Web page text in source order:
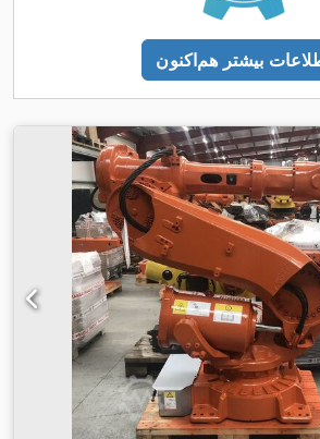
بیشتر هم‌اکنون